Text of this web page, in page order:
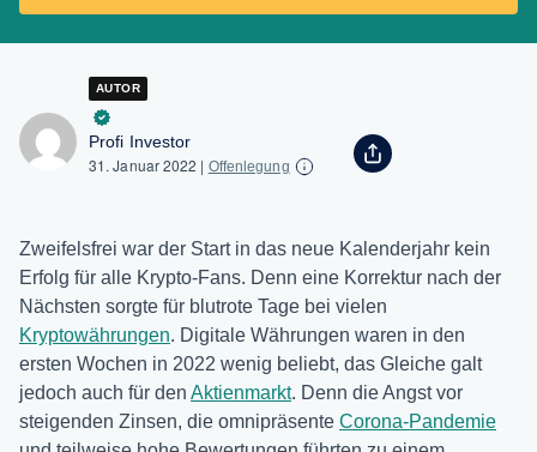
AUTOR
Profi Investor
31. Januar 2022 | Offenlegung
Zweifelsfrei war der Start in das neue Kalenderjahr kein
Erfolg für alle Krypto-Fans. Denn eine Korrektur nach der
Nächsten sorgte für blutrote Tage bei vielen
Kryptowährungen. Digitale Währungen waren in den
ersten Wochen in 2022 wenig beliebt, das Gleiche galt
jedoch auch für den Aktienmarkt. Denn die Angst vor
steigenden Zinsen, die omnipräsente Corona-Pandemie